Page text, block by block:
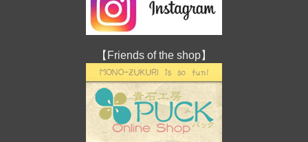
【Friends of the shop】